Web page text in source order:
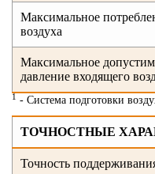
Максимальное
воздуха
Максимальное
давление входящего
1 - Система подготовки
ТОЧНОСТНЫЕ
Точность